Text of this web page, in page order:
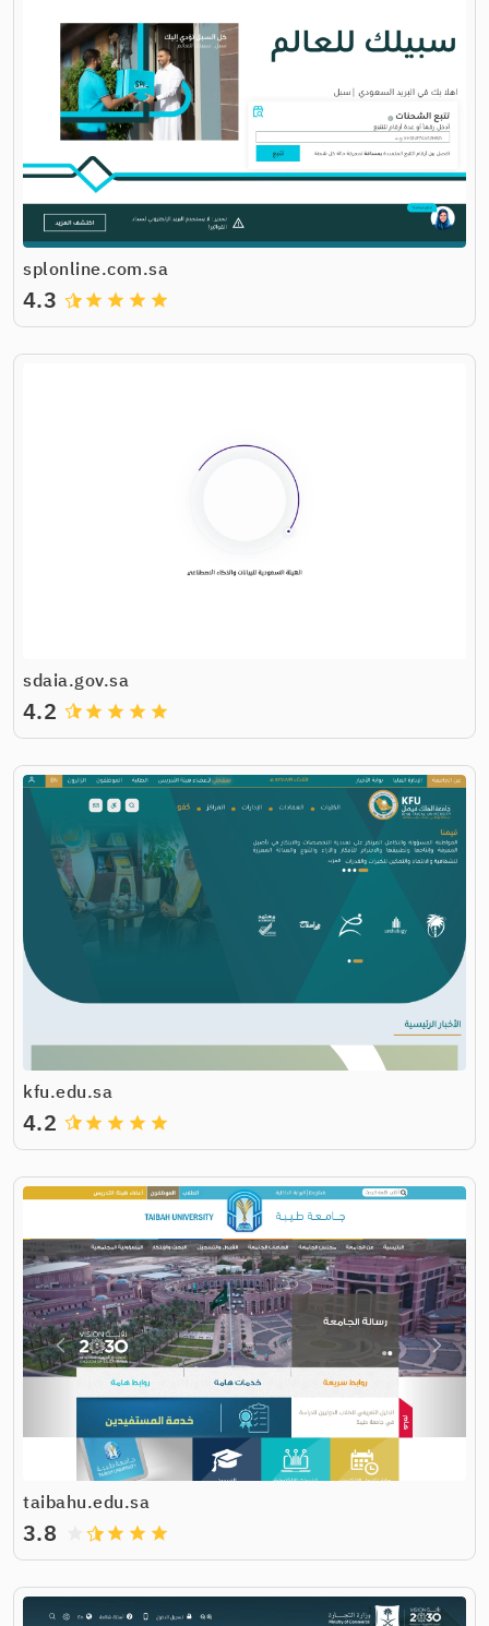
splonline.com.sa
grade
grade
grade
grade
4.3
sdaia.gov.sa
grade
grade
grade
grade
4.2
kfu.edu.sa
grade
grade
grade
grade
4.2
taibahu.edu.sa
grade
grade
grade
3.8